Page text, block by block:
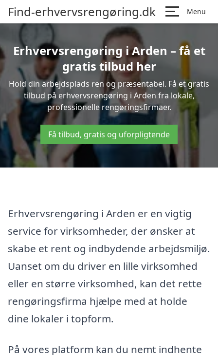
Find-erhvervsrengøring.dk Menu
Erhvervsrengøring i Arden – få et
gratis tilbud her
Hold din arbejdsplads ren og præsentabel. Få et gratis
tilbud på erhvervsrengøring i Arden fra lokale,
professionelle rengøringsfirmaer.
Få tilbud, gratis og uforpligtende
Erhvervsrengøring i Arden er en vigtig
service for virksomheder, der ønsker at
skabe et rent og indbydende arbejdsmiljø.
Uanset om du driver en lille virksomhed
eller en større virksomhed, kan det rette
rengøringsfirma hjælpe med at holde
dine lokaler i topform.
På vores platform kan du nemt indhente